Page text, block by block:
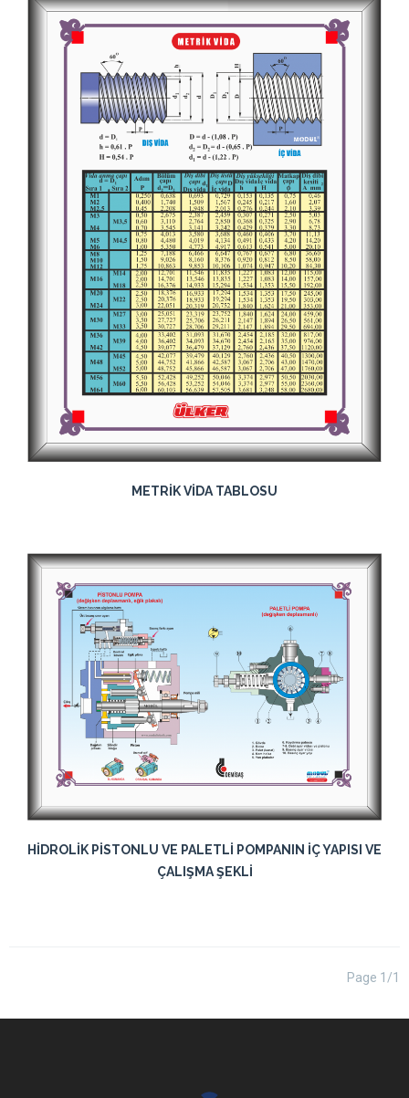
METRİK VİDA TABLOSU
HİDROLİK PİSTONLU VE PALETLİ POMPANIN İÇ YAPISI VE
ÇALIŞMA ŞEKLİ
Page 1/1